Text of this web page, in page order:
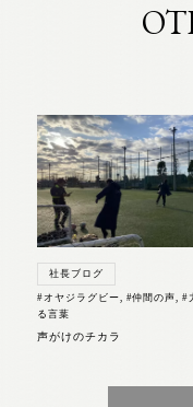
社長ブログ
#オヤジラグビー, #仲間の声, #
る言葉
声がけのチカラ